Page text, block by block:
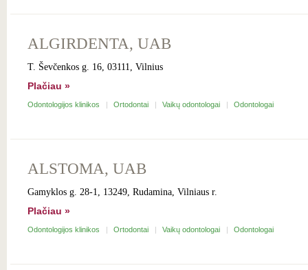
ALGIRDENTA, UAB
T. Ševčenkos g. 16, 03111, Vilnius
Plačiau »
Odontologijos klinikos Ortodontai Vaikų odontologai Odontologai
ALSTOMA, UAB
Gamyklos g. 28-1, 13249, Rudamina, Vilniaus r.
Plačiau »
Odontologijos klinikos Ortodontai Vaikų odontologai Odontologai